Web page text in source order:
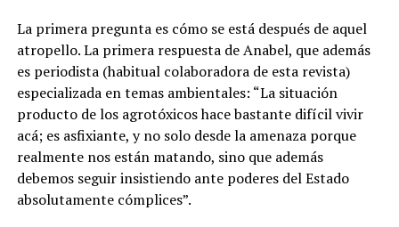
La primera pregunta es cómo se está después de aquel
atropello. La primera respuesta de Anabel, que además
es periodista (habitual colaboradora de esta revista)
especializada en temas ambientales: “La situación
producto de los agrotóxicos hace bastante difícil vivir
acá; es asfixiante, y no solo desde la amenaza porque
realmente nos están matando, sino que además
debemos seguir insistiendo ante poderes del Estado
absolutamente cómplices”.